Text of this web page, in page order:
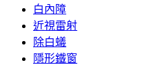
白內障
近視雷射
除白蟻
隱形鐵窗